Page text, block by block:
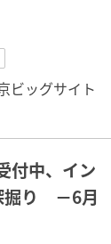
ビッグサイト
付中、イン
掘り －6月